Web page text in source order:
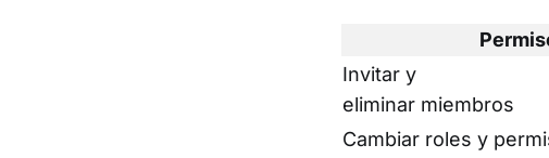
Invitar y
eliminar miembros
Cambiar roles y